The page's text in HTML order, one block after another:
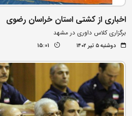
اخباری از کشتی استان خراسان رضوی
برگزاری کلاس داوری در مشهد
دوشنبه ۵ تیر ۱۴۰۲ 15:01